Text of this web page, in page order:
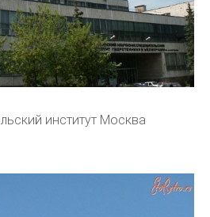
институт Москва